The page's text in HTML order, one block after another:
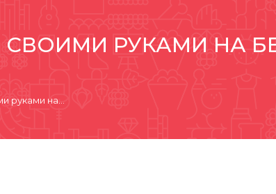
РУКАМИ НА
руками на…